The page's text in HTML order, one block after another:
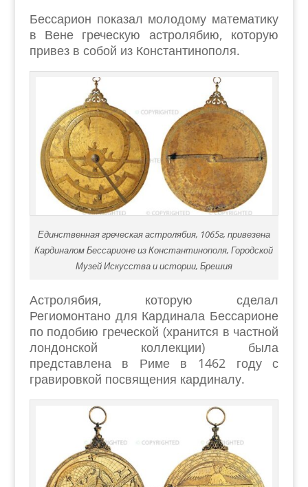
Бессарион показал молодому математику
в Вене греческую астролябию, которую
привез в собой из Константинополя.
Единственная греческая астролябия, 1065г, привезена
Кардиналом Бессарионе из Константинополя, Городской
Музей Искусства и истории, Брешия
Астролябия, которую сделал
Региомонтано для Кардинала Бессарионе
по подобию греческой (хранится в частной
лондонской коллекции) была
представлена в Риме в 1462 году с
гравировкой посвящения кардиналу.